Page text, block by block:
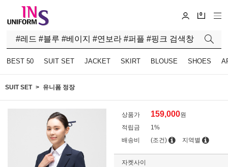
0
BEST 50 SUIT SET JACKET SKIRT BLOUSE SHOES
SUIT SET 유니폼 정장
상품가 159,000원
적립금
1%
배송비
(조건) 지역별
자켓사이